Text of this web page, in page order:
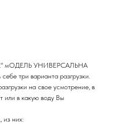
мОДЕЛЬ УНИВЕРСАЛЬНА
три варианта разгрузки.
на свое усмотрение, в
или в какую воду Вы
из них: